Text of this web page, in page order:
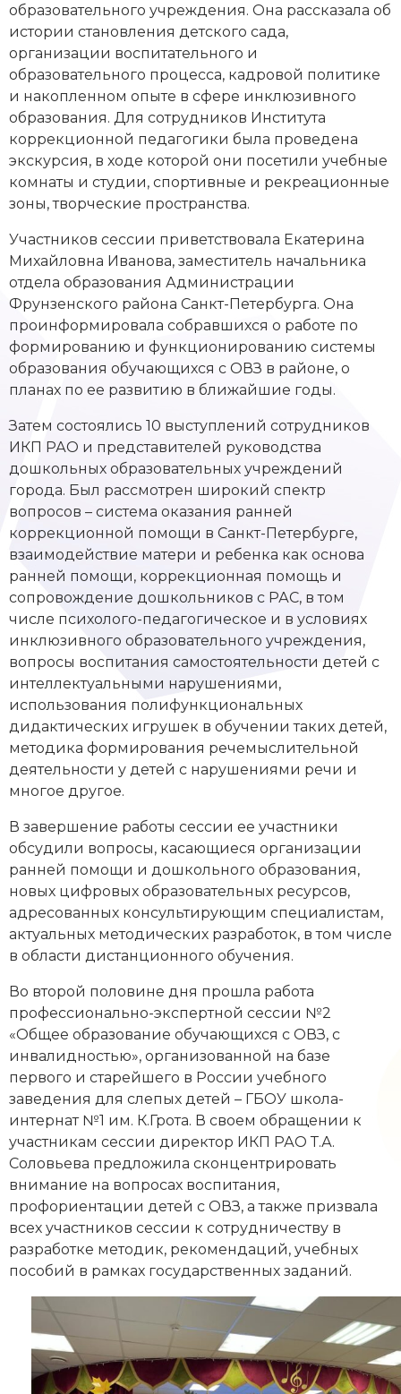
образовательного учреждения. Она рассказала об
истории становления детского сада,
организации воспитательного и
образовательного процесса, кадровой политике
и накопленном опыте в сфере инклюзивного
образования. Для сотрудников Института
коррекционной педагогики была проведена
экскурсия, в ходе которой они посетили учебные
комнаты и студии, спортивные и рекреационные
зоны, творческие пространства.
Участников сессии приветствовала Екатерина
Михайловна Иванова, заместитель начальника
отдела образования Администрации
Фрунзенского района Санкт-Петербурга. Она
проинформировала собравшихся о работе по
формированию и функционированию системы
образования обучающихся с ОВЗ в районе, о
планах по ее развитию в ближайшие годы.
Затем состоялись 10 выступлений сотрудников
ИКП РАО и представителей руководства
дошкольных образовательных учреждений
города. Был рассмотрен широкий спектр
вопросов – система оказания ранней
коррекционной помощи в Санкт-Петербурге,
взаимодействие матери и ребенка как основа
ранней помощи, коррекционная помощь и
сопровождение дошкольников с РАС, в том
числе психолого-педагогическое и в условиях
инклюзивного образовательного учреждения,
вопросы воспитания самостоятельности детей с
интеллектуальными нарушениями,
использования полифункциональных
дидактических игрушек в обучении таких детей,
методика формирования речемыслительной
деятельности у детей с нарушениями речи и
многое другое.
В завершение работы сессии ее участники
обсудили вопросы, касающиеся организации
ранней помощи и дошкольного образования,
новых цифровых образовательных ресурсов,
адресованных консультирующим специалистам,
актуальных методических разработок, в том числе
в области дистанционного обучения.
Во второй половине дня прошла работа
профессионально-экспертной сессии №2
«Общее образование обучающихся с ОВЗ, с
инвалидностью», организованной на базе
первого и старейшего в России учебного
заведения для слепых детей – ГБОУ школа-
интернат №1 им. К.Грота. В своем обращении к
участникам сессии директор ИКП РАО Т.А.
Соловьева предложила сконцентрировать
внимание на вопросах воспитания,
профориентации детей с ОВЗ, а также призвала
всех участников сессии к сотрудничеству в
разработке методик, рекомендаций, учебных
пособий в рамках государственных заданий.